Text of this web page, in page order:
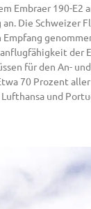
Embraer 190-
Die Schweizer
der
für den An-
70 Prozent
und